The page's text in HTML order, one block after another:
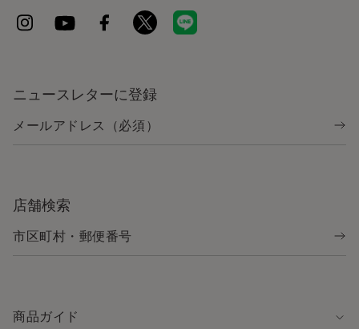
ニュースレターに登録
店舗検索
商品ガイド